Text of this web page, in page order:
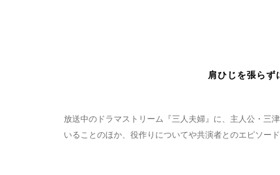
肩ひじを張らず
放送中のドラマストリーム『三人夫婦』に、主人公・三
いることのほか、役作りについてや共演者とのエピソー